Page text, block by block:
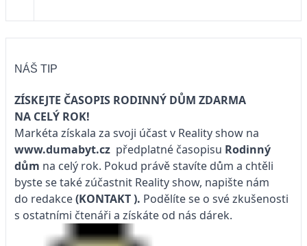
NÁŠ TIP
ZÍSKEJTE ČASOPIS RODINNÝ DŮM ZDARMA
NA CELÝ ROK!
Markéta získala za svoji účast v Reality show na
www.dumabyt.cz předplatné časopisu Rodinný
dům na celý rok. Pokud právě stavíte dům a chtěli
byste se také zúčastnit Reality show, napište nám
do redakce(KONTAKT). Podělíte se o své zkušenosti
s ostatními čtenáři a získáte od nás dárek.